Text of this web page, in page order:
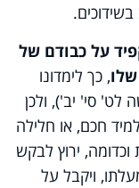
על כבודם של
, כך לימדונו
לט' סי' יב'), ולכן
חכם, או חלילה
ירוץ לבקש
ויקבל על